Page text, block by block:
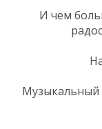
И чем
Музыкальный